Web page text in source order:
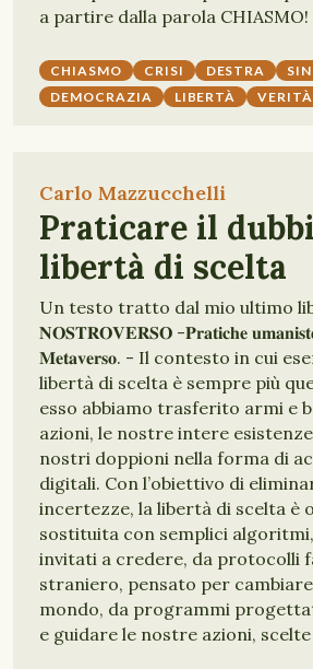
a partire dalla parola CHIASMO!
CHIASMO CRISI DESTRA
DEMOCRAZIA
LIBERTÀ VERITÀ
Carlo Mazzucchelli
Praticare il
libertà di scelta
Un testo tratto dal mio ultimo
𝐍𝐎𝐒𝐓𝐑𝐎𝐕𝐄𝐑𝐒𝐎 -𝐏𝐫𝐚𝐭𝐢𝐜𝐡𝐞 𝐮𝐦𝐚𝐧𝐢𝐬𝐭𝐞
𝐌𝐞𝐭𝐚𝐯𝐞𝐫𝐬𝐨. - Il contesto in cui
libertà di scelta è sempre più
esso abbiamo trasferito armi e
azioni, le nostre intere
nostri doppioni nella forma di
digitali. Con l’obiettivo di
incertezze, la libertà di scelta è
sostituita con semplici
invitati a credere, da protocolli
straniero, pensato per
mondo, da programmi
e guidare le nostre azioni,